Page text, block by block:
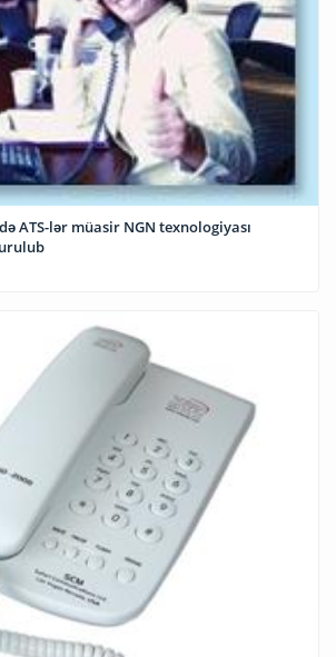
ATS-lər müasir NGN texnologiyası